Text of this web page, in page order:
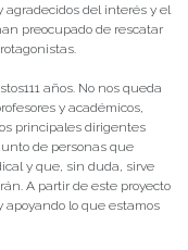
del interés y el
preocupado de rescatar
años. No nos queda
y académicos,
principales dirigentes
de personas que
y que, sin duda, sirve
A partir de este proyecto
apoyando lo que estamos